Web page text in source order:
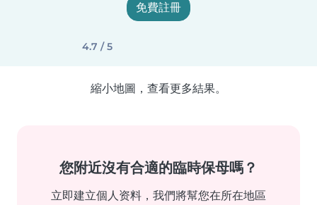
免費註冊
4.7 / 5
縮小地圖，查看更多結果。
您附近沒有合適的臨時保母嗎？
立即建立個人资料，我們將幫您在所在地區